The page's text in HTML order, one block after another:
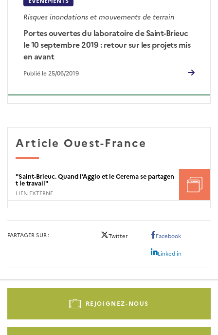
Risques inondations et mouvements de terrain
Portes ouvertes du laboratoire de Saint-Brieuc
le 10 septembre 2019 : retour sur les projets mis
en avant
Publié le 25/06/2019
Article Ouest-France
"Saint-Brieuc. Quand l’Agglo et le Cerema se partagen
t le travail"
LIEN EXTERNE
PARTAGER SUR Twitter Facebook
Linked in
Pied
-
REJOIGNEZ-NOUS